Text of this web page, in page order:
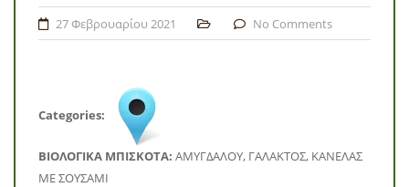
27 Φεβρουαρίου 2021 No Comments
Categories:
BΙΟΛΟΓΙΚΑ ΜΠΙΣΚΟΤΑ: ΑΜΥΓΔΑΛΟΥ, ΓΑΛΑΚΤΟΣ, ΚΑΝΕΛΑΣ
ΜΕ ΣΟΥΣΑΜΙ